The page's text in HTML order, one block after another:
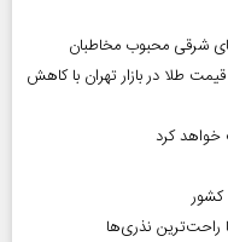
شرقی محبوب مخاطبان
امروز ۱۱ مرداد ۱۴۰۵ | افت قیمت طلا در بازار تهران با کاهش
خواهد کرد
راحت‌ترین نذری‌ها